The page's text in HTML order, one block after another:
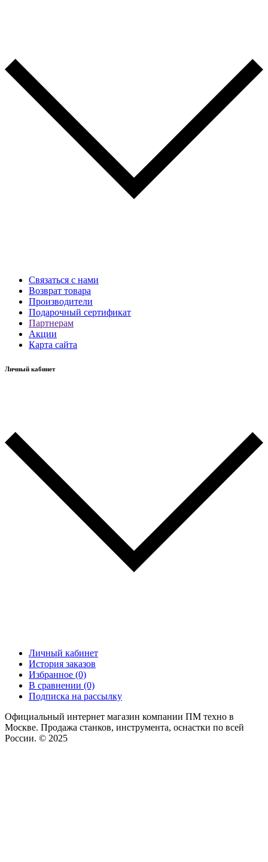
Связаться с нами
Возврат товара
Производители
Подарочный сертификат
Партнерам
Акции
Карта сайта
Личный кабинет
Личный кабинет
История заказов
Избранное (0)
В сравнении (0)
Подписка на рассылку
Официальный интернет магазин компании ПМ техно в
Москве. Продажа станков, инструмента, оснастки по всей
России. © 2025